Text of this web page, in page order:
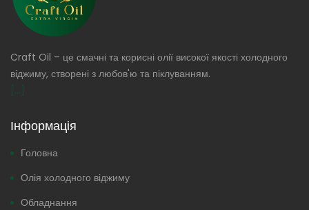
Craft Oil – це смачні та корисні олії високої якості холодного
віджиму, створені з любов'ю та піклуванням.
[...]
Інформація
Головна
Олія холодного віджиму
Обладнання